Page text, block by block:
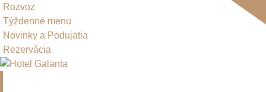
Rozvoz
Týždenné menu
Novinky a Podujatia
Rezervácia
Skip